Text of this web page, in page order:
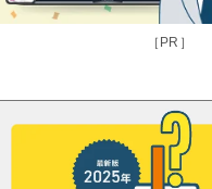
［PR］